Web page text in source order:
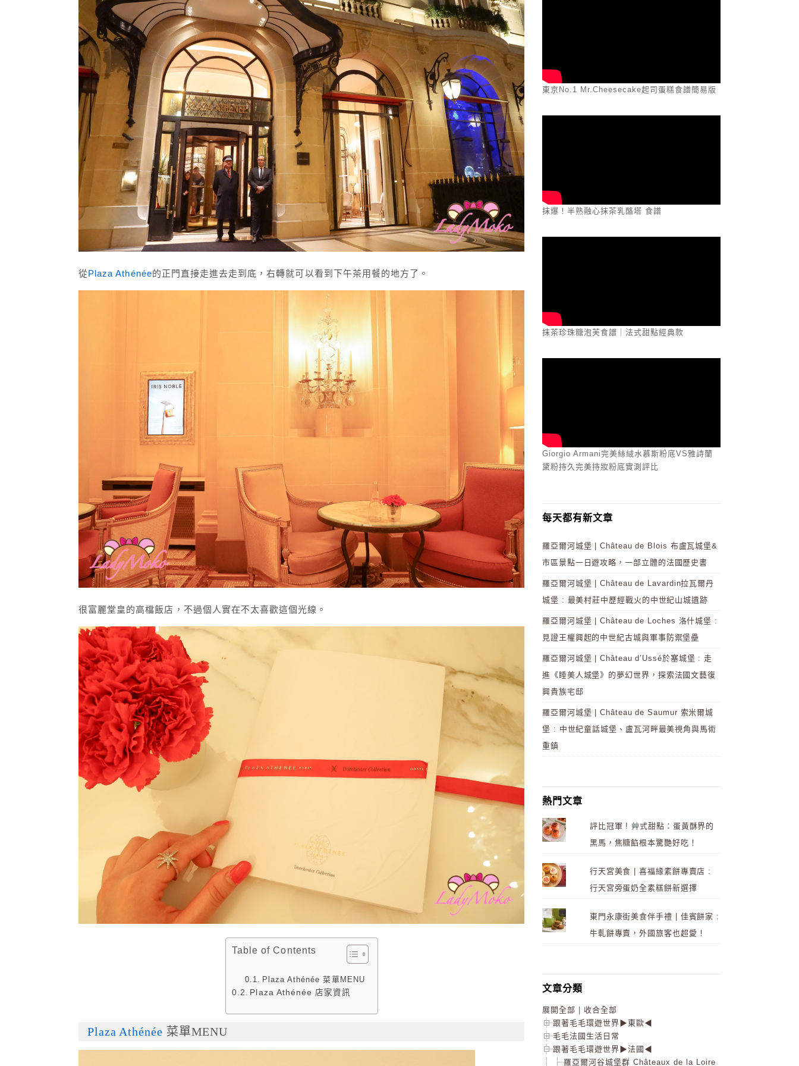
從Plaza Athénée的正門直接走進去走到底，右轉就可以看到下午茶用餐的地方了。
很富麗堂皇的高檔飯店，不過個人實在不太喜歡這個光線。
Table of Contents
Plaza Athénée 菜單MENU
Plaza Athénée 店家資訊
Plaza Athénée 菜單MENU
東京No.1 Mr.Cheesecake起司蛋糕食譜簡易版
抹爆！半熟融心抹茶乳酪塔 食譜
抹茶珍珠糖泡芙食譜｜法式甜點經典款
Giorgio Armani完美絲絨水慕斯粉底VS雅詩蘭
黛粉持久完美持妝粉底實測評比
每天都有新文章
羅亞爾河城堡 | Château de Blois 布盧瓦城堡&
市區景點一日遊攻略，一部立體的法國歷史書
羅亞爾河城堡 | Château de Lavardin拉瓦爾丹
城堡 : 最美村莊中歷經戰火的中世紀山城遺跡
羅亞爾河城堡 | Château de Loches 洛什城堡 :
見證王權興起的中世紀古城與軍事防禦堡壘
羅亞爾河城堡 | Château d’Ussé於塞城堡 : 走
進《睡美人城堡》的夢幻世界，探索法國文藝復
興貴族宅邸
羅亞爾河城堡 | Château de Saumur 索米爾城
堡 : 中世紀童話城堡、盧瓦河畔最美視角與馬術
重鎮
熱門文章
評比冠軍 ! 艸式甜點：蛋黃酥界的
黑馬，焦糖餡根本驚艷好吃！
行天宮美食 | 喜福緣素餅專賣店 :
行天宮旁蛋奶全素糕餅新選擇
東門永康街美食伴手禮 | 佳賓餅家 :
牛軋餅專賣，外國旅客也超愛！
文章分類
展開全部
收合全部
跟著毛毛環遊世界▶東歐◀
毛毛法國生活日常
跟著毛毛環遊世界▶法國◀
羅亞爾河谷城堡群 Châteaux de la Loire